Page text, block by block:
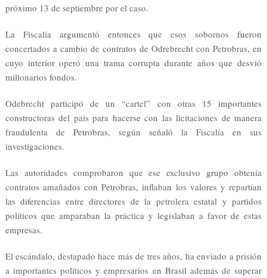
próximo 13 de septiembre por el caso.
La Fiscalía argumentó entonces que esos sobornos fueron
concertados a cambio de contratos de Odrebrecht con Petrobras, en
cuyo interior operó una trama corrupta durante años que desvió
millonarios fondos.
Odebrecht participó de un “cartel” con otras 15 importantes
constructoras del país para hacerse con las licitaciones de manera
fraudulenta de Petrobras, según señaló la Fiscalía en sus
investigaciones.
Las autoridades comprobaron que ese exclusivo grupo obtenía
contratos amañados con Petrobras, inflaban los valores y repartían
las diferencias entre directores de la petrolera estatal y partidos
políticos que amparaban la práctica y legislaban a favor de estas
empresas.
El escándalo, destapado hace más de tres años, ha enviado a prisión
a importantes políticos y empresarios en Brasil además de superar